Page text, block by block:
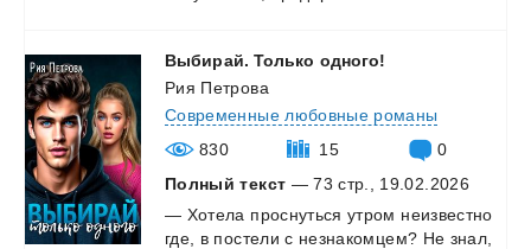
Выбирай. Только одного!
Рия Петрова
Современные любовные романы
830
15
0
Полный текст — 73 стр., 19.02.2026
— Хотела проснуться утром неизвестно
где,
в постели с незнакомцем? Не знал,